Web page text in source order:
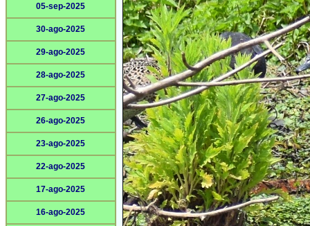
05-sep-2025
30-ago-2025
29-ago-2025
28-ago-2025
27-ago-2025
26-ago-2025
23-ago-2025
22-ago-2025
17-ago-2025
16-ago-2025